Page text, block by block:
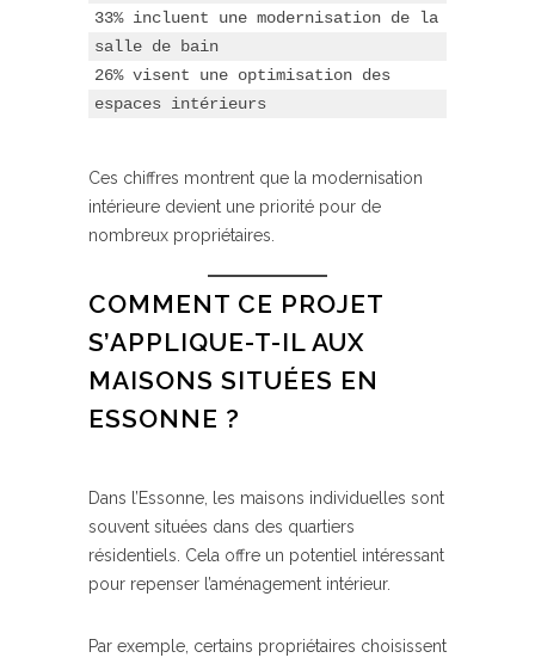
33% incluent une modernisation de la
salle de bain
26% visent une optimisation des
espaces intérieurs
Ces chiffres montrent que la modernisation
intérieure devient une priorité pour de
nombreux propriétaires.
COMMENT CE PROJET
S’APPLIQUE-T-IL AUX
MAISONS SITUÉES EN
ESSONNE ?
Dans l’Essonne, les maisons individuelles sont
souvent situées dans des quartiers
résidentiels. Cela offre un potentiel intéressant
pour repenser l’aménagement intérieur.
Par exemple, certains propriétaires choisissent